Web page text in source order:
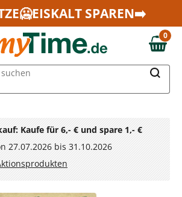
SPAREN➡️
0,00 €
0
Kaufe für 6,- € und spare 1,- €
27.07.2026 bis 31.10.2026